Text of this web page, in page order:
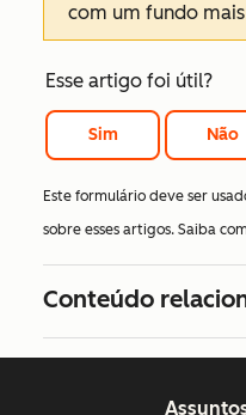
com um fundo
Esse artigo foi útil?
Sim Não
Este formulário deve ser
sobre esses artigos. Saiba
Conteúdo